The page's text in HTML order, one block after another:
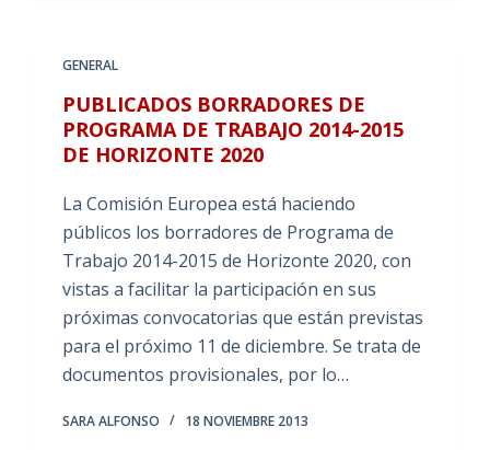
GENERAL
PUBLICADOS BORRADORES DE
PROGRAMA DE TRABAJO 2014-2015
DE HORIZONTE 2020
La Comisión Europea está haciendo
públicos los borradores de Programa de
Trabajo 2014-2015 de Horizonte 2020, con
vistas a facilitar la participación en sus
próximas convocatorias que están previstas
para el próximo 11 de diciembre. Se trata de
documentos provisionales, por lo…
SARA ALFONSO 18 NOVIEMBRE 2013